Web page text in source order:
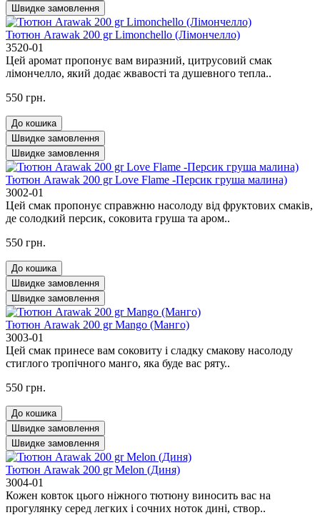
Швидке замовлення
Тютюн Arawak 200 gr Limonchello (Лімончелло)
3520-01
Цей аромат пропонує вам виразний, цитрусовий смак
лімончелло, який додає жвавості та душевного тепла..
550 грн.
До кошика
Швидке замовлення
Швидке замовлення
Тютюн Arawak 200 gr Love Flame -Персик груша малина)
3002-01
Цей смак пропонує справжню насолоду від фруктових смаків,
де солодкий персик, соковита груша та аром..
550 грн.
До кошика
Швидке замовлення
Швидке замовлення
Тютюн Arawak 200 gr Mango (Манго)
3003-01
Цей смак принесе вам соковиту і сладку смакову насолоду
стиглого тропічного манго, яка буде вас ряту..
550 грн.
До кошика
Швидке замовлення
Швидке замовлення
Тютюн Arawak 200 gr Melon (Диня)
3004-01
Кожен ковток цього ніжного тютюну виносить вас на
прогулянку серед легких і сочних ноток дині, створ..